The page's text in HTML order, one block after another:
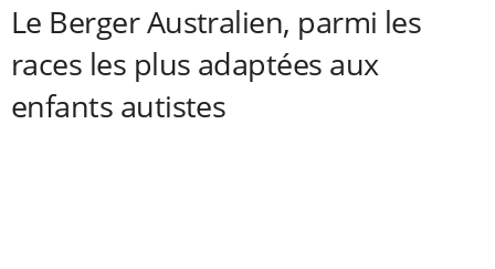
Le Berger Australien, parmi les
races les plus adaptées aux
enfants autistes